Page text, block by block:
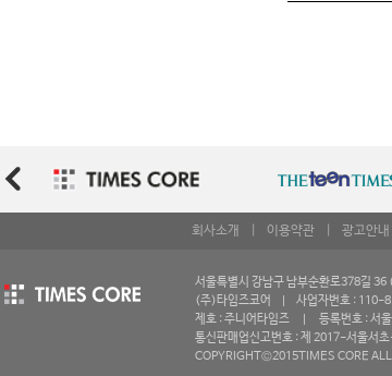
회사소개 이용약관 광고안내
서울특별시 강남구 남부순환로378
(주)타임즈코어 | 사업자번호 :
제호 : 주니어타임즈 | 등록번호 :
통신판매업신고번호 : 제 2017-서울
COPYRIGHT©2015TIMES CORE